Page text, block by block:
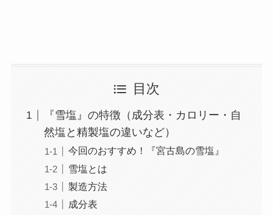
目次
『雪塩』の特徴（成分表・カロリー・自
然塩と精製塩の違いなど）
今回のおすすめ！『宮古島の雪塩』
雪塩とは
製造方法
成分表